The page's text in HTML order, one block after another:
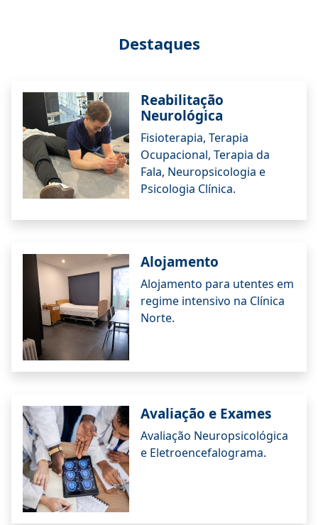
Destaques
Reabilitação
Neurológica
Fisioterapia, Terapia
Ocupacional, Terapia da
Fala, Neuropsicologia e
Psicologia Clínica.
Alojamento
Alojamento para utentes em
regime intensivo na Clínica
Norte.
Avaliação e Exames
Avaliação Neuropsicológica
e Eletroencefalograma.